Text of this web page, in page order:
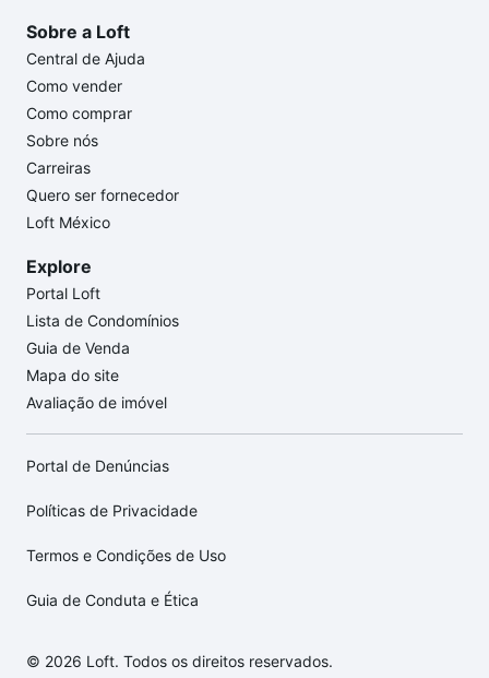
Sobre a Loft
Central de Ajuda
Como vender
Como comprar
Sobre nós
Carreiras
Quero ser fornecedor
Loft México
Explore
Portal Loft
Lista de Condomínios
Guia de Venda
Mapa do site
Avaliação de imóvel
Portal de Denúncias
Políticas de Privacidade
Termos e Condições de Uso
Guia de Conduta e Ética
© 2026 Loft. Todos os direitos reservados.